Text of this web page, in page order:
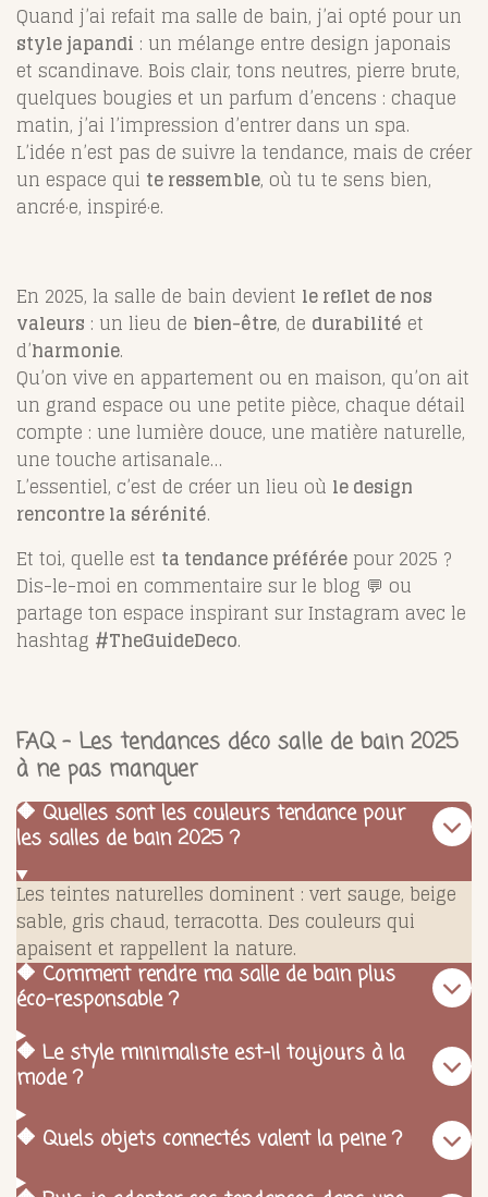
Quand j’ai refait ma salle de bain, j’ai opté pour un
style japandi : un mélange entre design japonais
et scandinave. Bois clair, tons neutres, pierre brute,
quelques bougies et un parfum d’encens : chaque
matin, j’ai l’impression d’entrer dans un spa.
L’idée n’est pas de suivre la tendance, mais de créer
un espace qui te ressemble, où tu te sens bien,
ancré·e, inspiré·e.
En 2025, la salle de bain devient le reflet de nos
valeurs : un lieu de bien-être, de durabilité et
d’harmonie.
Qu’on vive en appartement ou en maison, qu’on ait
un grand espace ou une petite pièce, chaque détail
compte : une lumière douce, une matière naturelle,
une touche artisanale…
L’essentiel, c’est de créer un lieu où le design
rencontre la sérénité.
Et toi, quelle est ta tendance préférée pour 2025 ?
Dis-le-moi en commentaire sur le blog 💬 ou
partage ton espace inspirant sur Instagram avec le
hashtag #TheGuideDeco.
FAQ – Les tendances déco salle de bain 2025
à ne pas manquer
🔶 Quelles sont les couleurs tendance pour
les salles de bain 2025 ?
Les teintes naturelles dominent : vert sauge, beige
sable, gris chaud, terracotta. Des couleurs qui
apaisent et rappellent la nature.
🔶 Comment rendre ma salle de bain plus
éco-responsable ?
🔶 Le style minimaliste est-il toujours à la
mode ?
🔶 Quels objets connectés valent la peine ?